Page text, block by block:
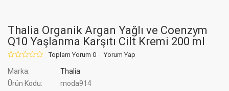
Thalia Organik Argan Yağlı ve Coenzym
Q10 Yaşlanma Karşıtı Cilt Kremi 200 ml
Toplam Yorum 0 Yorum Yap
Marka:
Thalia
Ürün Kodu:
moda914